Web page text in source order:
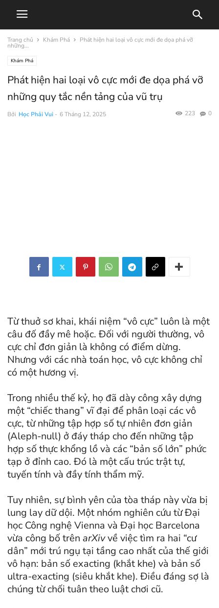
Trang chủ Khám Phá Phát hiện hai loại vô cực mới đe dọa phá vỡ
những...
Khám Phá
Phát hiện hai loại vô cực mới đe dọa phá vỡ
những quy tắc nền tảng của vũ trụ
Bởi Học Phải Vui - 6 Tháng 12, 2025 0
223
Từ thuở sơ khai, khái niệm “vô cực” luôn là một
câu đố đầy mê hoặc. Đối với người thường, vô
cực chỉ đơn giản là không có điểm dừng.
Nhưng với các nhà toán học, vô cực không chỉ
có một hương vị.
Trong nhiều thế kỷ, họ đã dày công xây dựng
một “chiếc thang” vĩ đại để phân loại các vô
cực, từ những tập hợp số tự nhiên đơn giản
(Aleph-null) ở đáy tháp cho đến những tập
hợp số thực khổng lồ và các “bản số lớn” phức
tạp ở đỉnh cao. Đó là một cấu trúc trật tự,
tuyến tính và đầy tính thẩm mỹ.
Tuy nhiên, sự bình yên của tòa tháp này vừa bị
lung lay dữ dội. Một nhóm nghiên cứu từ Đại
học Công nghệ Vienna và Đại học Barcelona
vừa công bố trên arXivvề việc tìm ra hai “cư
dân” mới trú ngụ tại tầng cao nhất của thế giới
vô hạn: bản số exacting (khắt khe) và bản số
ultra-exacting (siêu khắt khe). Điều đáng sợ là
chúng từ chối tuân theo luật chơi cũ.